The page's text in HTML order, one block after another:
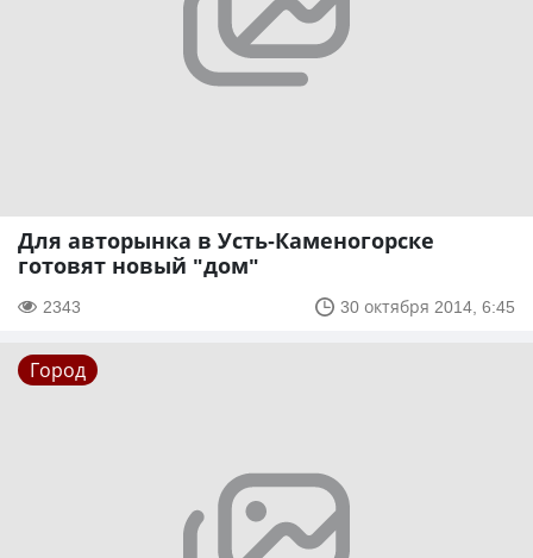
Для авторынка в Усть-Каменогорске
готовят новый "дом"
2343 30 октября 2014, 6:45
Город